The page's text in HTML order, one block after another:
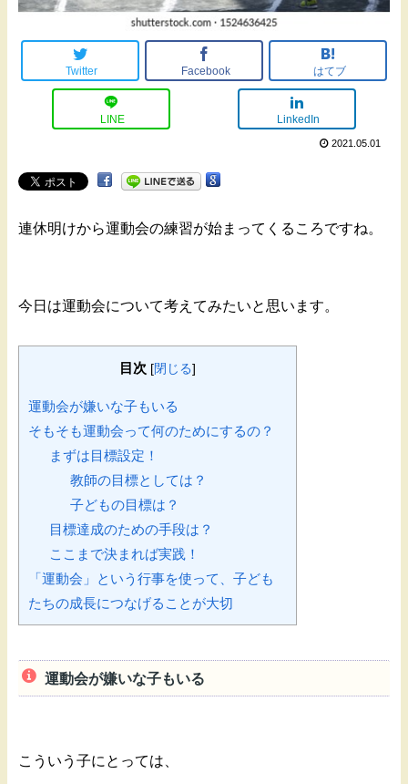
Twitter Facebook はてブ
LINE LinkedIn
2021.05.01
連休明けから運動会の練習が始まってくるころですね。
今日は運動会について考えてみたいと思います。
目次 [閉じる]
運動会が嫌いな子もいる
そもそも運動会って何のためにするの？
まずは目標設定！
教師の目標としては？
子どもの目標は？
目標達成のための手段は？
ここまで決まれば実践！
「運動会」という行事を使って、子ども
たちの成長につなげることが大切
運動会が嫌いな子もいる
こういう子にとっては、